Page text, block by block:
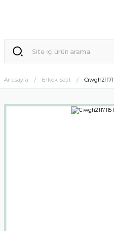
Anasayfa Erkek Saat